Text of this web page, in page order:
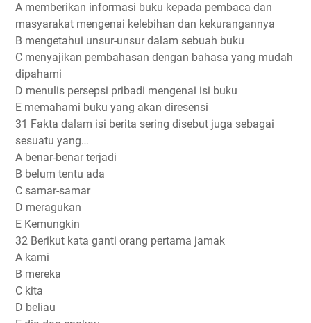
A memberikan informasi buku kepada pembaca dan
masyarakat mengenai kelebihan dan kekurangannya
B mengetahui unsur-unsur dalam sebuah buku
C menyajikan pembahasan dengan bahasa yang mudah
dipahami
D menulis persepsi pribadi mengenai isi buku
E memahami buku yang akan diresensi
31 Fakta dalam isi berita sering disebut juga sebagai
sesuatu yang…
A benar-benar terjadi
B belum tentu ada
C samar-samar
D meragukan
E Kemungkin
32 Berikut kata ganti orang pertama jamak
A kami
B mereka
C kita
D beliau